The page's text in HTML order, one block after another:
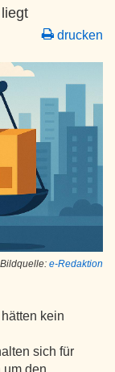
drucken
Bildquelle: e-Redaktion
kein
sich für
um den